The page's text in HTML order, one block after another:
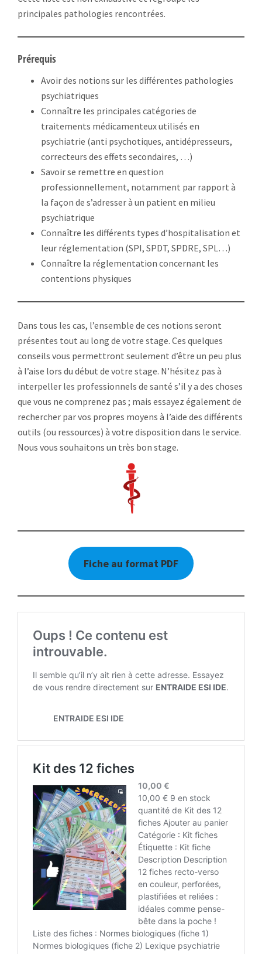
principales pathologies rencontrées.
Prérequis
Avoir des notions sur les différentes pathologies
psychiatriques
Connaître les principales catégories de
traitements médicamenteux utilisés en
psychiatrie (anti psychotiques, antidépresseurs,
correcteurs des effets secondaires, …)
Savoir se remettre en question
professionnellement, notamment par rapport à
la façon de s’adresser à un patient en milieu
psychiatrique
Connaître les différents types d’hospitalisation et
leur réglementation (SPI, SPDT, SPDRE, SPL…)
Connaître la réglementation concernant les
contentions physiques
Dans tous les cas, l’ensemble de ces notions seront
présentes tout au long de votre stage. Ces quelques
conseils vous permettront seulement d’être un peu plus
à l’aise lors du début de votre stage. N’hésitez pas à
interpeller les professionnels de santé s’il y a des choses
que vous ne comprenez pas ; mais essayez également de
rechercher par vos propres moyens à l’aide des différents
outils (ou ressources) à votre disposition dans le service.
Nous vous souhaitons un très bon stage.
Fiche au format PDF